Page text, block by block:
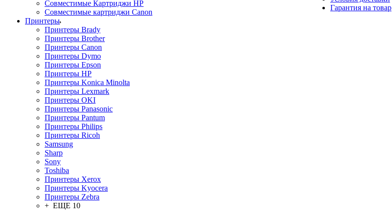
Совместимые Картриджи HP
Совместимые картриджи Canon
Принтеры
Принтеры Brady
Принтеры Brother
Принтеры Canon
Принтеры Dymo
Принтеры Epson
Принтеры HP
Принтеры Konica Minolta
Принтеры Lexmark
Принтеры OKI
Принтеры Panasonic
Принтеры Pantum
Принтеры Philips
Принтеры Ricoh
Samsung
Sharp
Sony
Toshiba
Принтеры Xerox
Принтеры Kyocera
Принтеры Zebra
+ ЕЩЕ 10
Гарантия на товар